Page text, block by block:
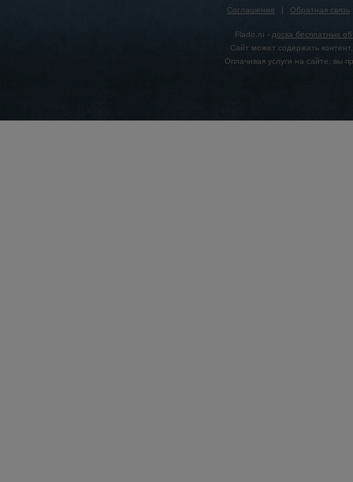
Соглашение | Обратная связь
Flado.ru - доска бесплатных
Сайт может содержать
Оплачивая услуги на сайте, вы